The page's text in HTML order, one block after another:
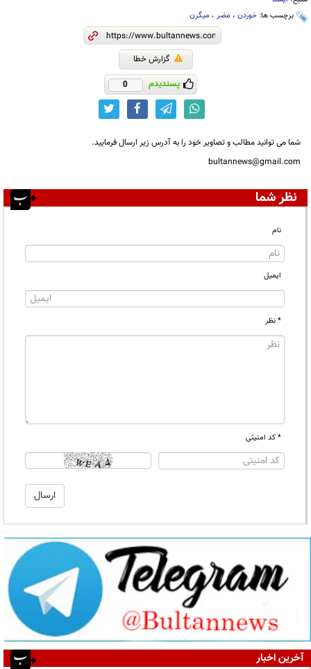
برچسب ها: خوردن ، مضر ، میگرن
گزارش خطا
پسندیدم 0
شما می توانید مطالب و تصاویر خود را به آدرس زیر ارسال فرمایید.
bultannews@gmail.com
نظر شما
نام
ایمیل
* نظر
* کد امنیتی
آخرین اخبار